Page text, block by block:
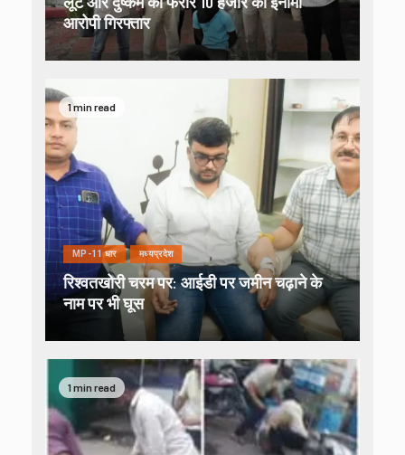
आरोपी गिरफ्तार
1 min read
MP-11 धार मध्यप्रदेश
रिश्वतखोरी चरम पर: आईडी पर जमीन चढ़ाने के
नाम पर भी घूस
1 min read